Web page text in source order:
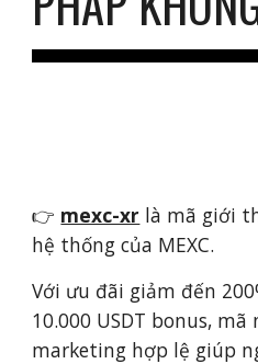
👉 mexc-xr là mã giới
hệ thống của MEXC.
Với ưu đãi giảm đến
10.000 USDT bonus,
marketing hợp lệ giúp